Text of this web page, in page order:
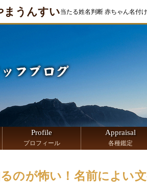
まうんすい当たる姓名判断 赤ちゃん名付
Profile
プロフィール
Appraisal
各種鑑定
のが怖い！名前によい